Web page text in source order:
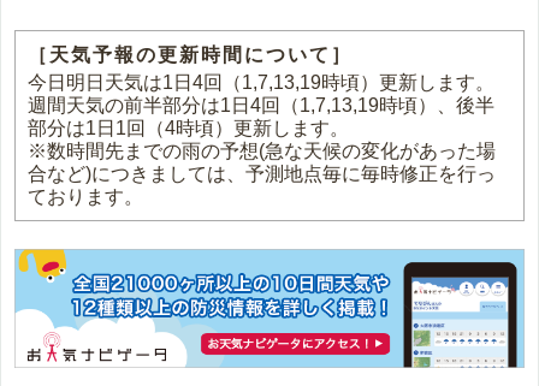
［天気予報の更新時間について］
今日明日天気は1日4回（1,7,13,19時頃）更新します。
週間天気の前半部分は1日4回（1,7,13,19時頃）、後半
部分は1日1回（4時頃）更新します。
※数時間先までの雨の予想(急な天候の変化があった場
合など)につきましては、予測地点毎に毎時修正を行っ
ております。